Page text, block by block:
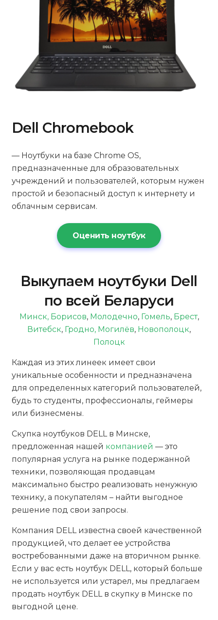
Dell Chromebook
— Ноутбуки на базе Chrome OS,
предназначенные для образовательных
учреждений и пользователей, которым нужен
простой и безопасный доступ к интернету и
облачным сервисам.
Оценить ноутбук
Выкупаем ноутбуки Dell
по всей Беларуси
Минск, Борисов, Молодечно, Гомель, Брест,
Витебск, Гродно, Могилёв, Новополоцк,
Полоцк
Каждая из этих линеек имеет свои
уникальные особенности и предназначена
для определенных категорий пользователей,
будь то студенты, профессионалы, геймеры
или бизнесмены.
Скупка ноутбуков DELL в Минске,
предложенная нашей компанией — это
популярная услуга на рынке подержанной
техники, позволяющая продавцам
максимально быстро реализовать ненужную
технику, а покупателям – найти выгодное
решение под свои запросы.
Компания DELL известна своей качественной
продукцией, что делает ее устройства
востребованными даже на вторичном рынке.
Если у вас есть ноутбук DELL, который больше
не используется или устарел, мы предлагаем
продать ноутбук DELL в скупку в Минске по
выгодной цене.